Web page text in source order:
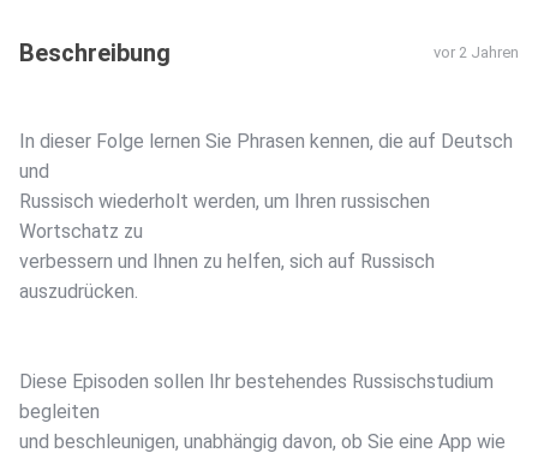
Beschreibung vor 2 Jahren
In dieser Folge lernen Sie Phrasen kennen, die auf Deutsch
und
Russisch wiederholt werden, um Ihren russischen
Wortschatz zu
verbessern und Ihnen zu helfen, sich auf Russisch
auszudrücken.
Diese Episoden sollen Ihr bestehendes Russischstudium
begleiten
und beschleunigen, unabhängig davon, ob Sie eine App wie